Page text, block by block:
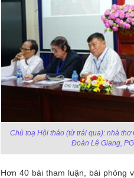
Chủ toạ Hội thảo (từ trái qua): nhà
Đoàn Lê Giang,
Hơn 40 bài tham luận, bài phỏng